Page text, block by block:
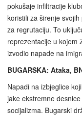
pokušaje infiltracije
koristili za širenje
za regrutaciju. To
reprezentacije u kojem
izvodio napade na
BUGARSKA: Ataka,
Napadi na izbjeglice
jake ekstremne
socijalizma. Bugarski